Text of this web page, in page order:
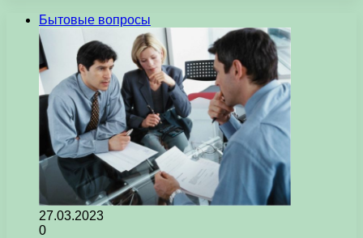
Бытовые вопросы
27.03.2023
0